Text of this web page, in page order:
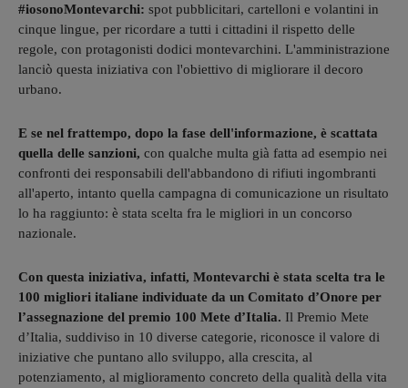
#iosonoMontevarchi: spot pubblicitari, cartelloni e volantini in
cinque lingue, per ricordare a tutti i cittadini il rispetto delle
regole, con protagonisti dodici montevarchini. L'amministrazione
lanciò questa iniziativa con l'obiettivo di migliorare il decoro
urbano.
E se nel frattempo, dopo la fase dell'informazione, è scattata
quella delle sanzioni, con qualche multa già fatta ad esempio nei
confronti dei responsabili dell'abbandono di rifiuti ingombranti
all'aperto, intanto quella campagna di comunicazione un risultato
lo ha raggiunto: è stata scelta fra le migliori in un concorso
nazionale.
Con questa iniziativa, infatti, Montevarchi è stata scelta tra le
100 migliori italiane individuate da un Comitato d’Onore per
l’assegnazione del premio 100 Mete d’Italia. Il Premio Mete
d’Italia, suddiviso in 10 diverse categorie, riconosce il valore di
iniziative che puntano allo sviluppo, alla crescita, al
potenziamento, al miglioramento concreto della qualità della vita